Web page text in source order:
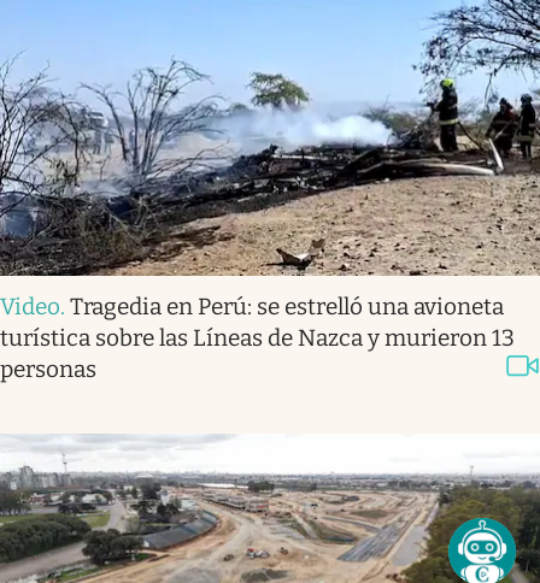
Video. Tragedia en Perú: se estrelló una avioneta
turística sobre las Líneas de Nazca y murieron 13
personas